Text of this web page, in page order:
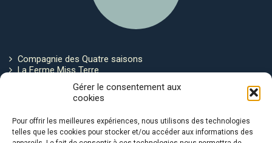
Gérer le consentement aux
cookies
Pour offrir les meilleures expériences, nous utilisons des technologies
telles que les cookies pour stocker et/ou accéder aux informations des
Compagnie des Quatre saisons
La Ferme Miss Terre
Politique de cookies